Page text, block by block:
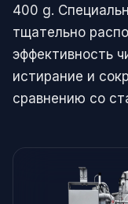
400 g.
тщательно
эффективность
истирание и
сравнению со